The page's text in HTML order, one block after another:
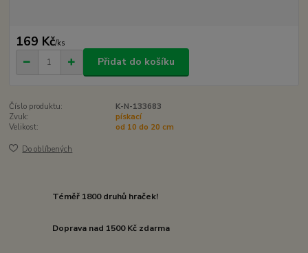
169 Kč/ks
Přidat do košíku
Číslo produktu:
K-N-133683
Zvuk:
pískací
Velikost:
od 10 do 20 cm
Do oblíbených
Téměř 1800 druhů hraček!
Doprava nad 1500 Kč zdarma